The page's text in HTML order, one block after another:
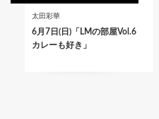
太田彩華
6月7日(日)「LMの部屋Vol.6
カレーも好き」